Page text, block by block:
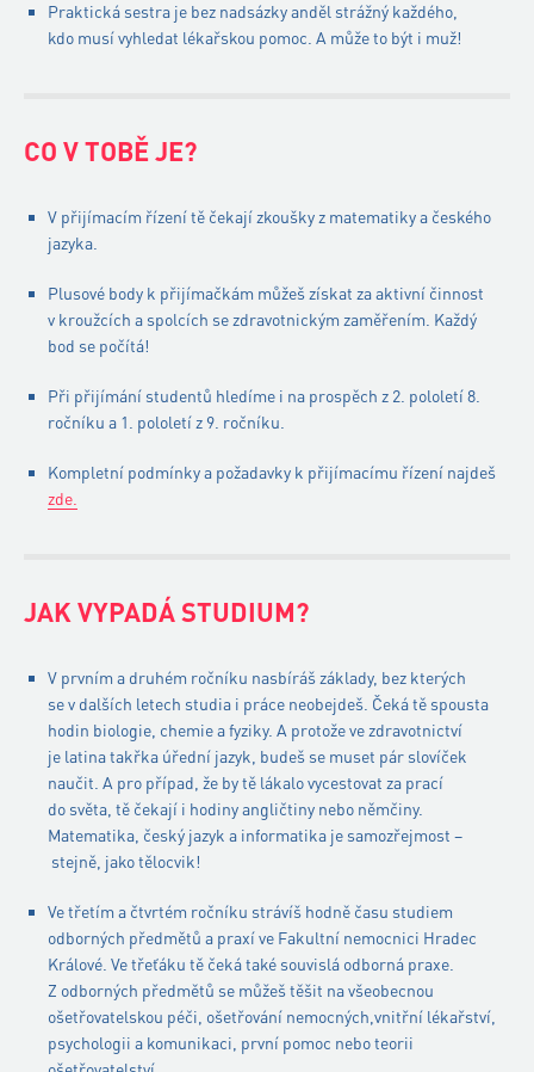
Praktická sestra je bez nadsázky anděl strážný každého,
kdo musí vyhledat lékařskou pomoc. A může to být i muž!
CO V TOBĚ JE?
V přijímacím řízení tě čekají zkoušky z matematiky a českého
jazyka.
Plusové body k přijímačkám můžeš získat za aktivní činnost
v kroužcích a spolcích se zdravotnickým zaměřením. Každý
bod se počítá!
Při přijímání studentů hledíme i na prospěch z 2. pololetí 8.
ročníku a 1. pololetí z 9. ročníku.
Kompletní podmínky a požadavky k přijímacímu řízení najdeš
zde.
JAK VYPADÁ STUDIUM?
V prvním a druhém ročníku nasbíráš základy, bez kterých
se v dalších letech studia i práce neobejdeš. Čeká tě spousta
hodin biologie, chemie a fyziky. A protože ve zdravotnictví
je latina takřka úřední jazyk, budeš se muset pár slovíček
naučit. A pro případ, že by tě lákalo vycestovat za prací
do světa, tě čekají i hodiny angličtiny nebo němčiny.
Matematika, český jazyk a informatika je samozřejmost –
stejně, jako tělocvik!
Ve třetím a čtvrtém ročníku strávíš hodně času studiem
odborných předmětů a praxí ve Fakultní nemocnici Hradec
Králové. Ve třeťáku tě čeká také souvislá odborná praxe.
Z odborných předmětů se můžeš těšit na všeobecnou
ošetřovatelskou péči, ošetřování nemocných,vnitřní lékařství,
psychologii a komunikaci, první pomoc nebo teorii